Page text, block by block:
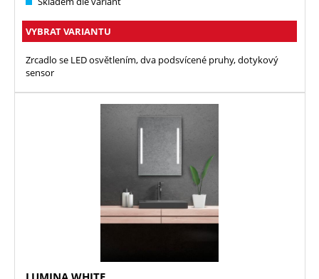
VYBRAT VARIANTU
Zrcadlo se LED osvětlením, dva podsvícené pruhy, dotykový
sensor